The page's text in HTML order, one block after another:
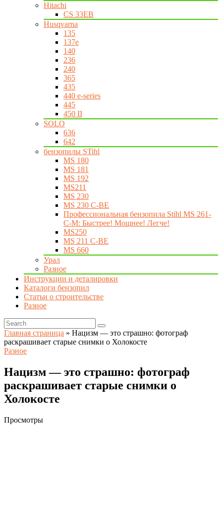
Hitachi
CS 33EB
Husqvarna
135
137e
140
236
240
365
435
440 e-series
445
450 II
SOLO
636
642
бензопилы STihl
MS 180
MS 181
MS 192
MS211
MS 230
MS 230 C-BE
Профессиональная бензопила Stihl MS 261-
C-M: Быстрее! Мощнее! Легче!
MS250
MS 211 C-BE
MS 660
Урал
Разное
Инструкции и деталировки
Каталоги бензопил
Статьи о строительстве
Разное
Главная страница » Нацизм — это страшно: фотограф
раскрашивает старые снимки о Холокосте
Разное
Нацизм — это страшно: фотограф
раскрашивает старые снимки о
Холокосте
Просмотры